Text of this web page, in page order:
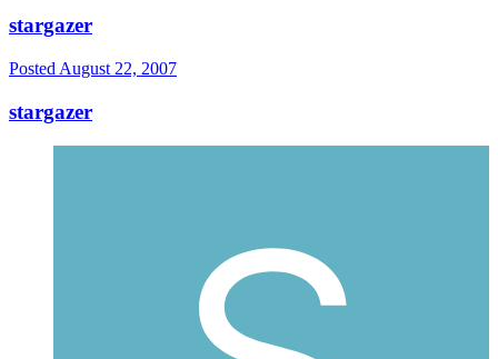
stargazer
Posted August 22, 2007
stargazer